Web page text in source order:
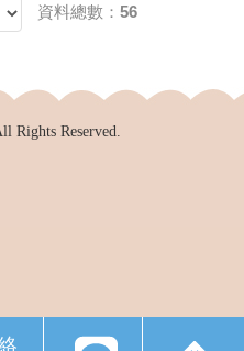
資料總數：56
Rights Reserved.